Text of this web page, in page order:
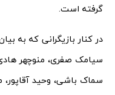
گرفته است.
در کنار بازیگرانی که به
سیامک صفری، منوچهر
سماک باشی، وحید